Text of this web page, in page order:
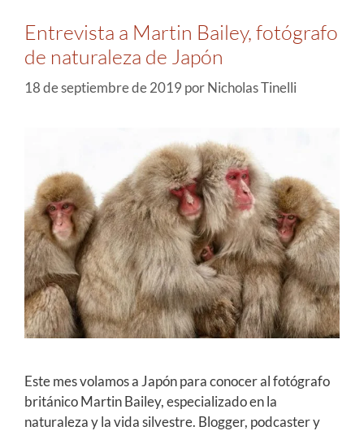
Entrevista a Martin Bailey, fotógrafo
de naturaleza de Japón
18 de septiembre de 2019 porNicholas Tinelli
Este mes volamos a Japón para conocer al fotógrafo
británico Martin Bailey, especializado en la
naturaleza y la vida silvestre. Blogger, podcaster y